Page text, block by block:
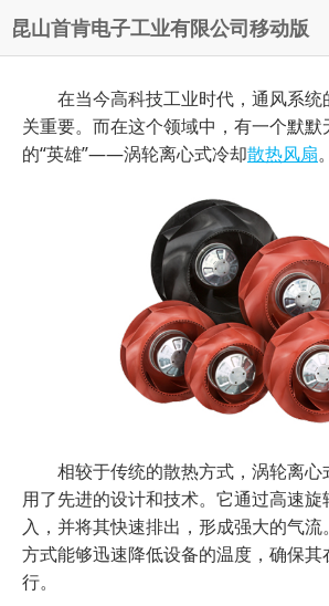
昆山首肯电子工业有限公司移动版
在当今高科技工业时代，通风系统
关重要。而在这个领域中，有一个默
的“英雄”——涡轮离心式冷却散热风扇。
相较于传统的散热方式，涡轮离心
用了先进的设计和技术。它通过高速旋
入，并将其快速排出，形成强大的气
方式能够迅速降低设备的温度，确保其
行。